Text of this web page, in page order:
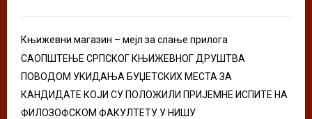
Књижевни магазин – мејл за слање прилога
САОПШТЕЊЕ СРПСКОГ КЊИЖЕВНОГ ДРУШТВА
ПОВОДОМ УКИДАЊА БУЏЕТСКИХ МЕСТА ЗА
КАНДИДАТЕ КОЈИ СУ ПОЛОЖИЛИ ПРИЈЕМНЕ ИСПИТЕ НА
ФИЛОЗОФСКОМ ФАКУЛТЕТУ У НИШУ